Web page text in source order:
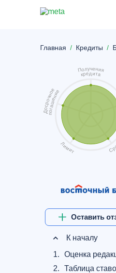
Главная Кредиты
Получения
кредита
Ср
Лимит
Д
о
с
р
о
ч
н
о
е
п
о
г
а
ш
е
н
и
е
Оставить
К началу
1.
Оценка
2.
Таблица